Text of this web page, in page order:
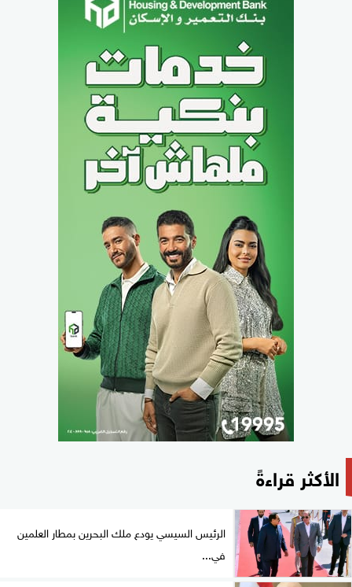
الأكثر قراءةً
الرئيس السيسي يودع ملك البحرين بمطار العلمين
في...